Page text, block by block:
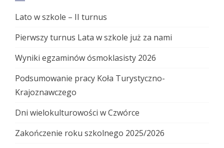
Lato w szkole – II turnus
Pierwszy turnus Lata w szkole już za nami
Wyniki egzaminów ósmoklasisty 2026
Podsumowanie pracy Koła Turystyczno-
Krajoznawczego
Dni wielokulturowości w Czwórce
Zakończenie roku szkolnego 2025/2026